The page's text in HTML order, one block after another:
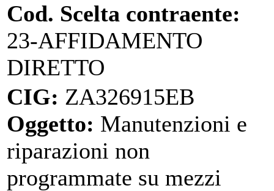
Cod. Scelta contraente:
23-AFFIDAMENTO
DIRETTO
CIG: ZA326915EB
Oggetto: Manutenzioni e
riparazioni non
programmate su mezzi